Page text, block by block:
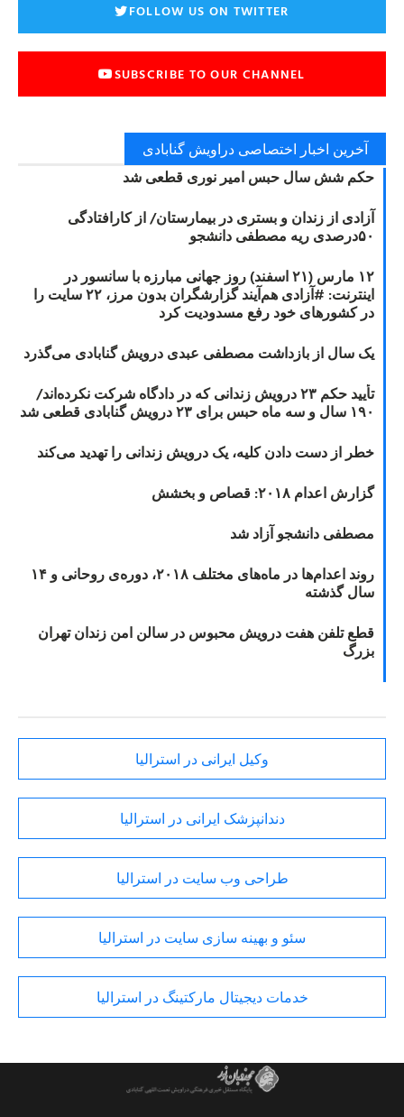
FOLLOW US ON TWITTER
SUBSCRIBE TO OUR CHANNEL
آخرین اخبار اختصاصی دراویش گنابادی
حکم شش سال حبس امیر نوری قطعی شد
آزادی از زندان و بستری در بیمارستان/ از کارافتادگی
۵۰درصدی ریه مصطفی دانشجو
۱۲ مارس (۲۱ اسفند) روز جهانی مبارزه با سانسور در
اینترنت: #آزادی هم‌آیند گزارشگران‌ بدون مرز، ۲۲ سایت را
در کشورهای خود رفع مسدودیت کرد
یک سال از بازداشت مصطفی عبدی درویش گنابادی می‌گذرد
تأیید حکم ۲۳ درویش زندانی که در دادگاه شرکت نکرده‌اند/
۱۹۰ سال و سه ماه حبس برای ۲۳ درویش گنابادی قطعی شد
خطر از دست دادن کلیه، یک درویش زندانی را تهدید می‌کند
گزارش اعدام ۲۰۱۸: قصاص و بخشش
مصطفی دانشجو آزاد شد
روند اعدام‌ها در ماه‌های مختلف ۲۰۱۸، دوره‌ی روحانی و ۱۴
سال گذشته
قطع تلفن هفت درویش محبوس در سالن امن زندان تهران
بزرگ
وکیل ایرانی در استرالیا
دندانپزشک ایرانی در استرالیا
طراحی وب سایت در استرالیا
سئو و بهینه سازی سایت در استرالیا
خدمات دیجیتال مارکتینگ در استرالیا